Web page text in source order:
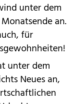
unter dem
an.
für
unter dem
Neues an,